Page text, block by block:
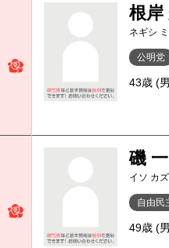
根岸
ネギシ
公明党
43歳 (
磯
イソ カ
自由民
49歳 (